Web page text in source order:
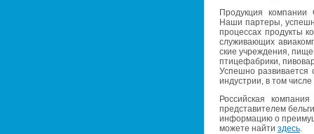
Про­дук­ция ком­па­нии
Наши пар­те­ры,
про­цес­сах про­дук­ты
слу­жи­ва­ю­щих
ские учре­жде­ния,
пти­це­фаб­ри­ки,
Успеш­но раз­ви­ва­ет­ся
ин­ду­стрии, в том
Рос­сий­ская
пред­ста­ви­те­лем
ин­фор­ма­цию о
мо­же­те найти здесь.